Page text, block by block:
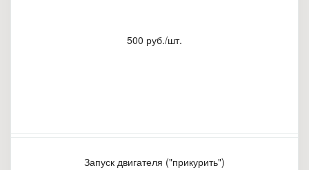
500 руб./шт.
Запуск двигателя ("прикурить")